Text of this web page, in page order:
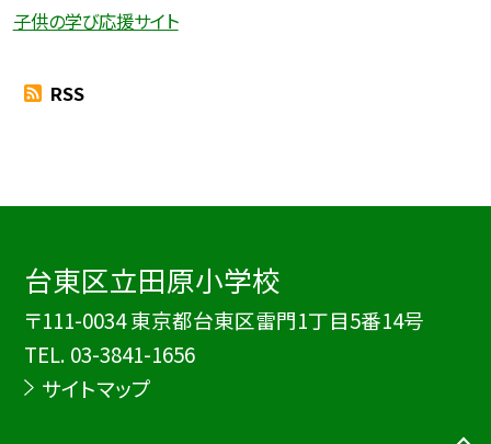
子供の学び応援サイト
RSS
台東区立田原小学校
〒111-0034 東京都台東区雷門1丁目5番14号
TEL. 03-3841-1656
サイトマップ